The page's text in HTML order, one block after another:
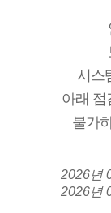
시스
아래 점
불가
2026년
2026년